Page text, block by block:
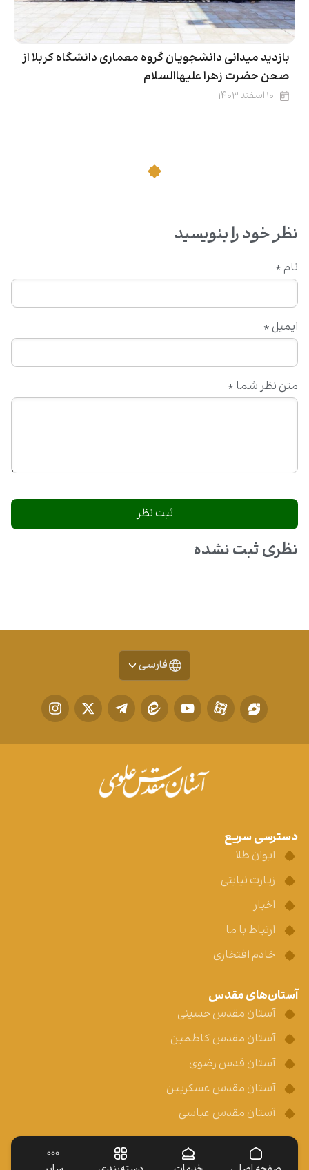
بازدید میدانی دانشجویان گروه معماری دانشگاه کربلا از
صحن حضرت زهرا علیها‌السلام
۱۰ اسفند ۱۴۰۳
نظر خود را بنویسید
متن نظر شما *
نام *
ایمیل *
نظری ثبت نشده
فارسی
دسترسی سریع
ایوان طلا
زیارت نیابتی
اخبار
ارتباط با ما
خادم افتخاری
آستان‌های مقدس
آستان مقدس حسینی
آستان مقدس کاظمین
آستان قدس رضوی
آستان مقدس عسکریین
آستان مقدس عباسی